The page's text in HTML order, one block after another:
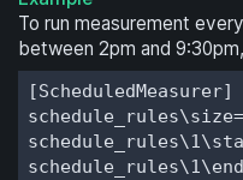
To run measurement
between 2pm and
[ScheduledMeasurer]